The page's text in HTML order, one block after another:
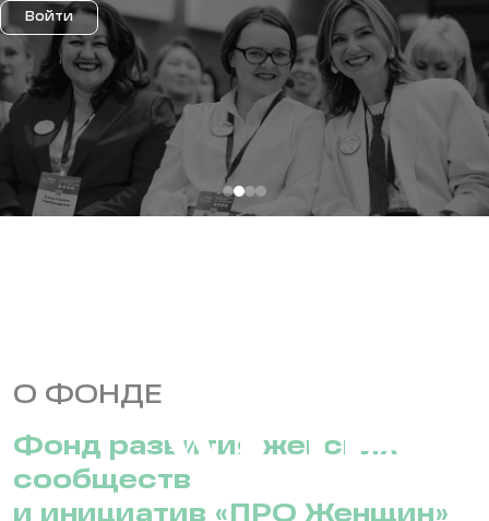
Войти
О ФОНДЕ
Фонд развития женских
сообществ